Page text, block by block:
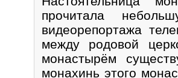
прочитала
видеорепортажа
между родовой
монастырём
монахинь этого